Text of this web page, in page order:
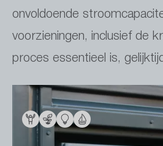
onvoldoende
voorzieningen, inclusief de
proces essentieel is,